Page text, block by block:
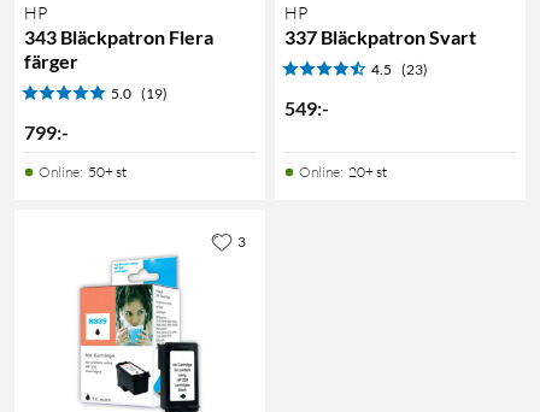
HP
343 Bläckpatron Flera
färger
5.0 (19)
799:-
Online: 50+ st
HP
337 Bläckpatron Svart
4.5 (23)
549:-
Online: 20+ st
3